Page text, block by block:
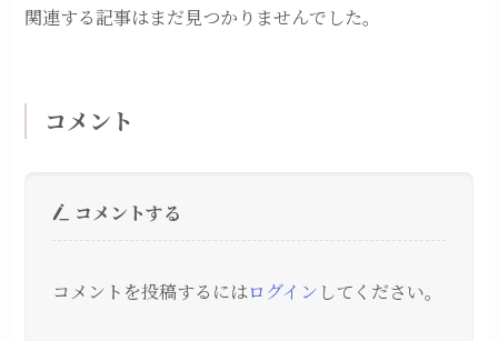
関連する記事はまだ見つかりませんでした。
コメント
コメントする
コメントを投稿するにはログイン してください。